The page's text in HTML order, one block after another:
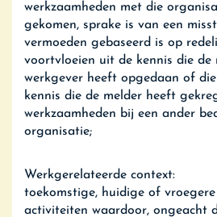
werkzaamheden met die
gekomen, sprake is van een
vermoeden gebaseerd is op
voortvloeien uit de kennis die de
werkgever heeft opgedaan of
kennis die de melder heeft
werkzaamheden bij een ander
organisatie;
Werkgerelateerde context:
toekomstige, huidige of
activiteiten waardoor, ongeacht